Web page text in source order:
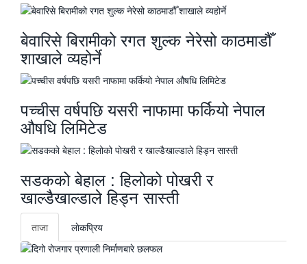
बेवारिसे बिरामीको रगत शुल्क नेरेसो काठमाडौँ
शाखाले व्यहोर्ने
पच्चीस वर्षपछि यसरी नाफामा फर्कियो नेपाल
औषधि लिमिटेड
सडकको बेहाल : हिलोको पोखरी र
खाल्डैखाल्डाले हिड्न सास्ती
ताजा लाेकप्रिय